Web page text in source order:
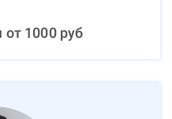
от 1000руб